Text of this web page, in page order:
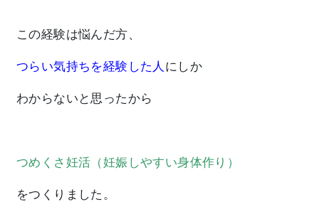
この経験は悩んだ方、
つらい気持ちを経験した人 にしか
わからないと思ったから
つめくさ妊活（妊娠しやすい身体作り）
をつくりました。